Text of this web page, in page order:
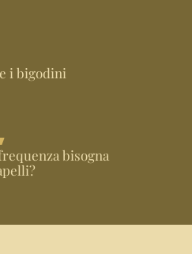
i bigodini
bisogna